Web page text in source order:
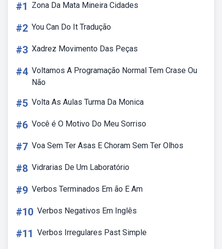
#1 Zona Da Mata Mineira Cidades
#2 You Can Do It Tradução
#3 Xadrez Movimento Das Peças
#4 Voltamos A Programação Normal Tem Crase Ou
Não
#5 Volta As Aulas Turma Da Monica
#6 Você é O Motivo Do Meu Sorriso
#7 Voa Sem Ter Asas E Choram Sem Ter Olhos
#8 Vidrarias De Um Laboratório
#9 Verbos Terminados Em ão E Am
#10 Verbos Negativos Em Inglês
#11 Verbos Irregulares Past Simple